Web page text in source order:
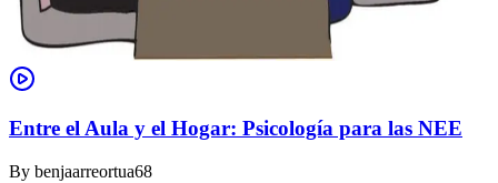
Entre el Aula y el Hogar: Psicología para las NEE
By benjaarreortua68